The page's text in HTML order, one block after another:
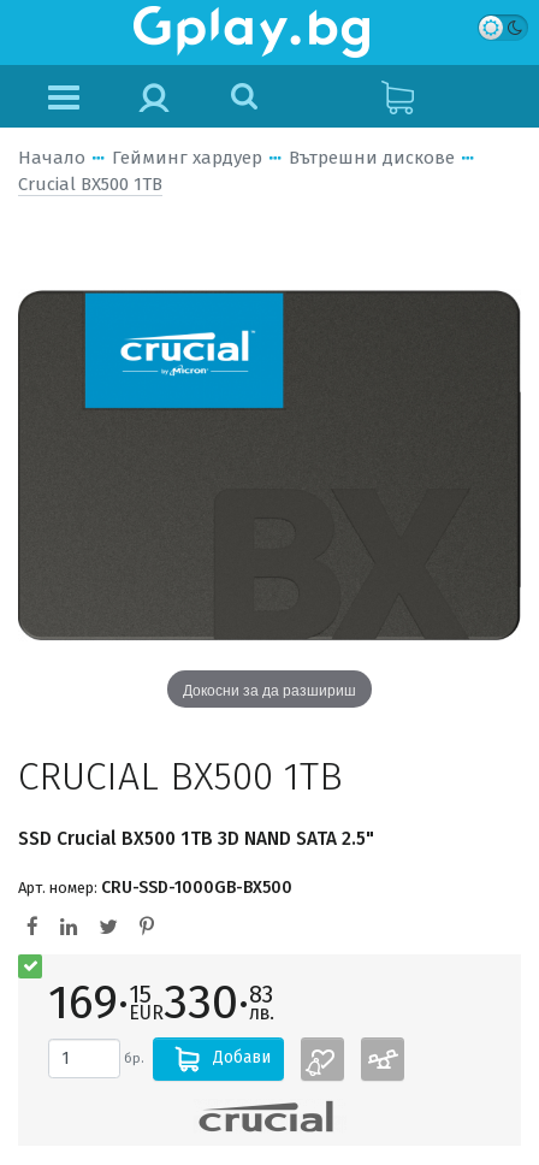
Начало Гейминг хардуер
Вътрешни дискове
Crucial BX500 1TB
Докосни за да разшириш
CRUCIAL BX500 1TB
SSD Crucial BX500 1TB 3D NAND SATA 2.5"
Арт. номер: CRU-SSD-1000GB-BX500
169·15
EUR330·83
лв.
бр. Добави